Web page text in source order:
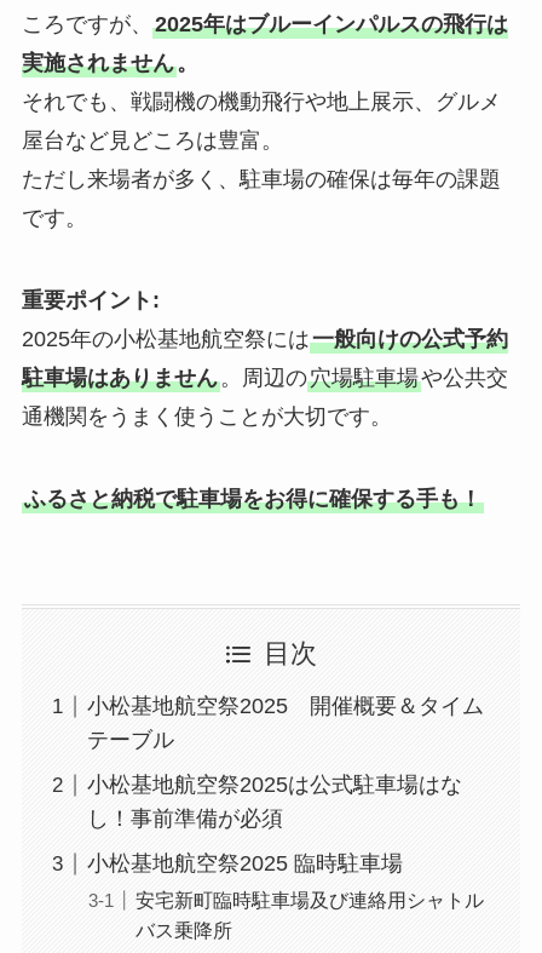
ころですが、 2025年はブルーインパルスの飛行は
実施されません。
それでも、戦闘機の機動飛行や地上展示、グルメ
屋台など見どころは豊富。
ただし来場者が多く、駐車場の確保は毎年の課題
です。
重要ポイント:
2025年の小松基地航空祭には一般向けの公式予約
駐車場はありません。周辺の穴場駐車場や公共交
通機関をうまく使うことが大切です。
ふるさと納税で駐車場をお得に確保する手も！
目次
小松基地航空祭2025 開催概要＆タイム
テーブル
小松基地航空祭2025は公式駐車場はな
し！事前準備が必須
小松基地航空祭2025 臨時駐車場
安宅新町臨時駐車場及び連絡用シャトル
バス乗降所